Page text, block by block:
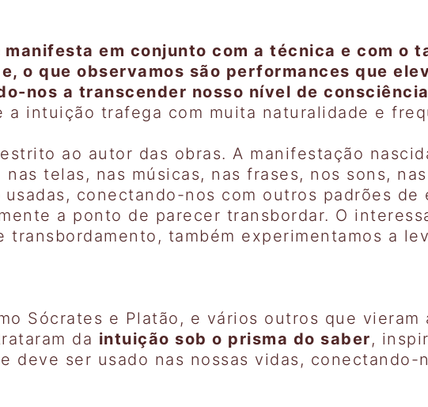
em conjunto com a técnica e com o
o que observamos são performances que
nos a transcender nosso nível de
a intuição trafega com muita naturalidade e
ao autor das obras. A manifestação
telas, nas músicas, nas frases, nos sons,
conectando-nos com outros padrões de
a ponto de parecer transbordar. O
também experimentamos a
Sócrates e Platão, e vários outros que vieram
da intuição sob o prisma do saber,
deve ser usado nas nossas vidas, conectando-